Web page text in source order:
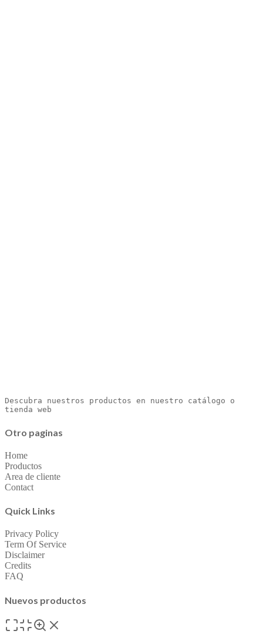
Descubra nuestros productos en nuestro catálogo o
tienda web
Otro paginas
Home
Productos
Area de cliente
Contact
Quick Links
Privacy Policy
Term Of Service
Disclaimer
Credits
FAQ
Nuevos productos